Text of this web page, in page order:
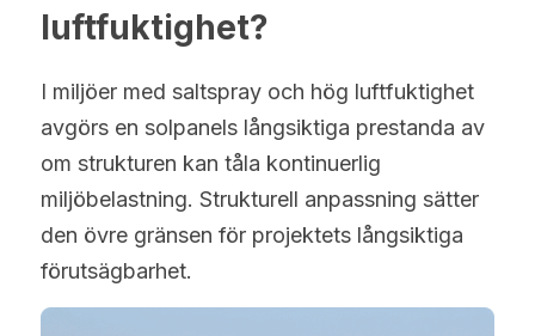
luftfuktighet?
I miljöer med saltspray och hög luftfuktighet
avgörs en solpanels långsiktiga prestanda av
om strukturen kan tåla kontinuerlig
miljöbelastning. Strukturell anpassning sätter
den övre gränsen för projektets långsiktiga
förutsägbarhet.